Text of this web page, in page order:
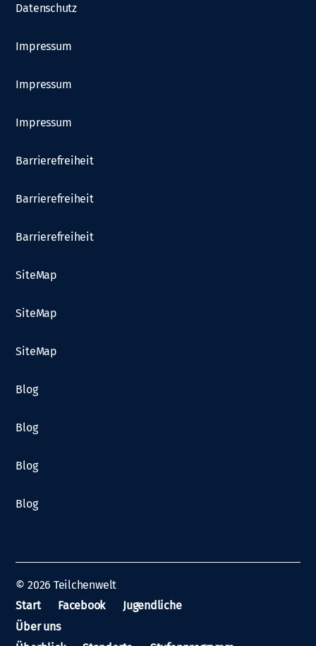
Datenschutz
Impressum
Impressum
Impressum
Barrierefreiheit
Barrierefreiheit
Barrierefreiheit
SiteMap
SiteMap
SiteMap
Blog
Blog
Blog
Blog
© 2026 Teilchenwelt
Start
Facebook
Jugendliche
Über uns